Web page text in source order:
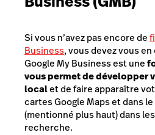
Si vous n’avez pas encore de
Business, vous devez vous
Google My Business est une
vous permet de développer
localet de faire apparaître
cartes Google Maps et dans
(mentionné plus haut) dans
recherche.